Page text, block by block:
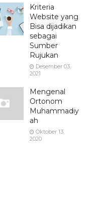
Kriteria
Website yang
Bisa dijadikan
sebagai
Sumber
Rujukan
Desember 03,
2021
Mengenal
Ortonom
Muhammadiy
ah
Oktober 13,
2020